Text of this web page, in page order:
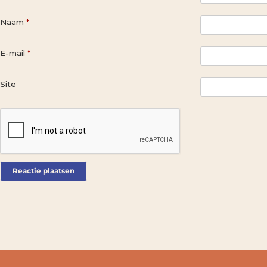
Naam *
E-mail *
Site